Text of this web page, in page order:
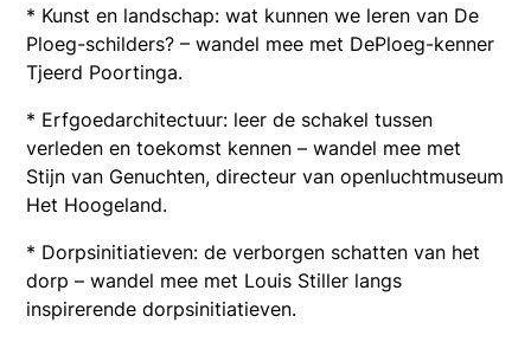
* Kunst en landschap: wat kunnen we leren van De
Ploeg-schilders? – wandel mee met DePloeg-kenner
Tjeerd Poortinga.
* Erfgoedarchitectuur: leer de schakel tussen
verleden en toekomst kennen – wandel mee met
Stijn van Genuchten, directeur van openluchtmuseum
Het Hoogeland.
* Dorpsinitiatieven: de verborgen schatten van het
dorp – wandel mee met Louis Stiller langs
inspirerende dorpsinitiatieven.